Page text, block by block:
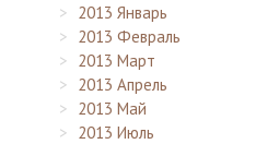
2013 Январь
2013 Февраль
2013 Март
2013 Апрель
2013 Май
2013 Июль